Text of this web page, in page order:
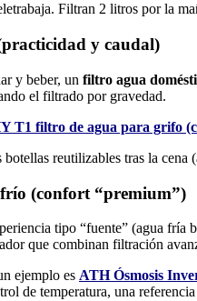
Filtran 2 litros por la
y caudal)
y beber, un filtro agua
el filtrado por gravedad.
T1 filtro de agua para grifo
reutilizables tras la
frío (confort “premium”)
tipo “fuente” (agua fría
que combinan filtración
ejemplo es ATH Ósmosis
de temperatura, una referencia